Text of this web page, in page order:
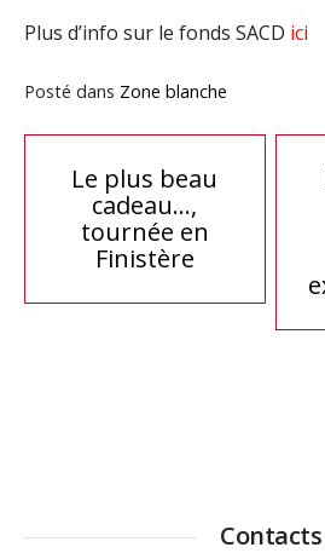
Plus d’info sur le fonds SACD ici
Posté dans Zone blanche
Navigation
l’article
Le plus beau
cadeau…,
tournée en
Finistère
Contacts